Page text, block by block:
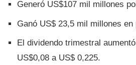
Generó US$107 mil millones
Ganó US$ 23,5 mil millones
El dividendo trimestral
US$0,08 a US$ 0,225.